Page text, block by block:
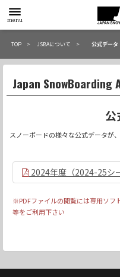
toggle
menu
menu
TOP JSBAについて 公式データ
Japan SnowBoarding
公
スノーボードの様々な公式データが
2024年度（2024-25シ
※PDFファイルの閲覧には専用ソフ
等をご利用下さい